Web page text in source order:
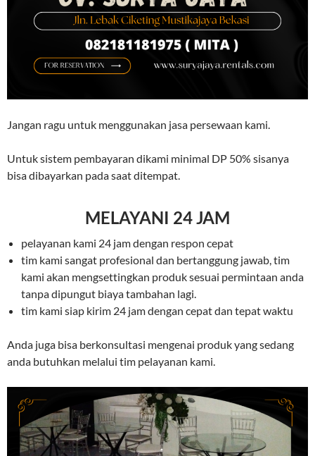
Jangan ragu untuk menggunakan jasa persewaan kami.
Untuk sistem pembayaran dikami minimal DP 50% sisanya
bisa dibayarkan pada saat ditempat.
MELAYANI 24 JAM
pelayanan kami 24 jam dengan respon cepat
tim kami sangat profesional dan bertanggung jawab, tim
kami akan mengsettingkan produk sesuai permintaan anda
tanpa dipungut biaya tambahan lagi.
tim kami siap kirim 24 jam dengan cepat dan tepat waktu
Anda juga bisa berkonsultasi mengenai produk yang sedang
anda butuhkan melalui tim pelayanan kami.